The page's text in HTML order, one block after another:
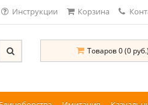
Инструкции Корзина
Товаров 0 (0 руб.)